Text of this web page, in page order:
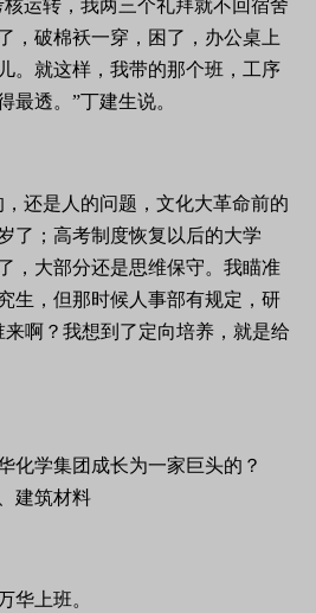
运转，我两三个礼拜就不回宿舍
，破棉袄一穿，困了，办公桌上
。就这样，我带的那个班，工序
最透。”丁建生说。
还是人的问题，文化大革命前的
了；高考制度恢复以后的大学
，大部分还是思维保守。我瞄准
生，但那时候人事部有规定，研
来啊？我想到了定向培养，就是给
建筑材料
华上班。